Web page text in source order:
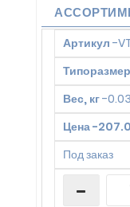
Артикул -
Типоразмер
Вес, кг-
Цена-
Под заказ